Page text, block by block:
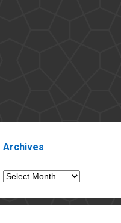
Archives
Archives